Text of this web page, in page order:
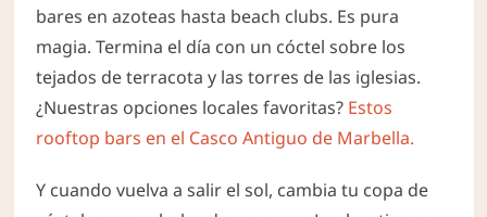
bares en azoteas hasta beach clubs. Es pura
magia. Termina el día con un cóctel sobre los
tejados de terracota y las torres de las iglesias.
¿Nuestras opciones locales favoritas? Estos
rooftop bars en el Casco Antiguo de Marbella.
Y cuando vuelva a salir el sol, cambia tu copa de